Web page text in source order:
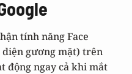
tính năng Face
gương mặt) trên
động ngay cả khi mắt